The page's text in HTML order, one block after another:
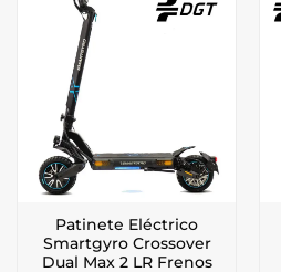
Patinete Eléctrico
Smartgyro Crossover
Dual Max 2 LR Frenos